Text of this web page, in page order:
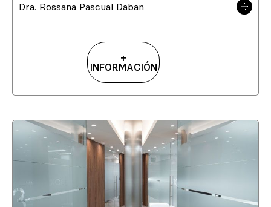
Dra. Rossana Pascual Daban
+
INFORMACIÓN